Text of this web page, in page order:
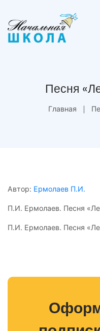
Песня
Главная
Автор: Ермолаев П.И.
П.И. Ермолаев. Песня
П.И. Ермолаев. Песня